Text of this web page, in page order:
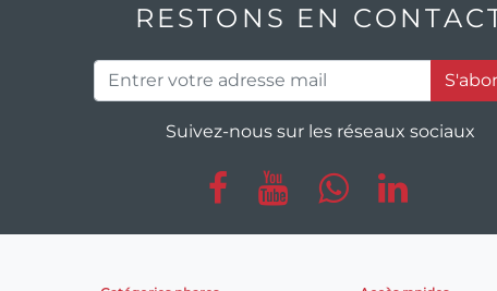
RESTONS EN
Suivez-nous sur les réseaux sociaux